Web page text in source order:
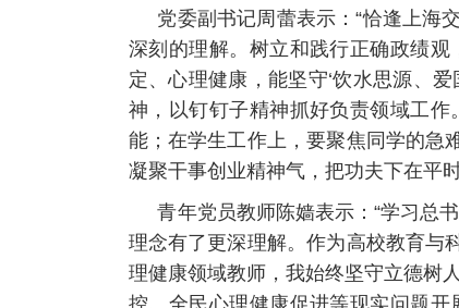
党委副书记周蕾表示：“恰逢上海
深刻的理解。树立和践行正确政绩
定、心理健康，能坚守‘饮水思源、
神，以钉钉子精神抓好负责领域工
能；在学生工作上，要聚焦同学的急
凝聚干事创业精神气，把功夫下在平
青年党员教师陈嫱表示：“学习总
理念有了更深理解。作为高校教育与
理健康领域教师，我始终坚守立德树